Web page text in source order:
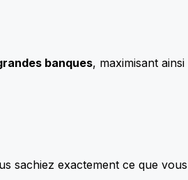
banques, maximisant
sachiez exactement ce que